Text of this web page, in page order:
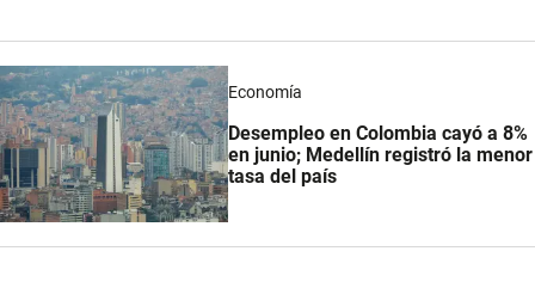
Economía
Desempleo en Colombia cayó a 8%
en junio; Medellín registró la menor
tasa del país